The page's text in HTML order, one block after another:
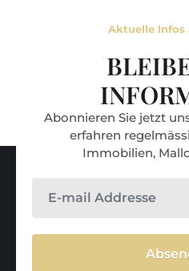
Aktuelle Infos
Abonnieren Sie jetzt
erfahren
Immobilien,